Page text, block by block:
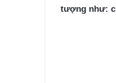
tượng như: